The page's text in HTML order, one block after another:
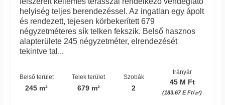
helyiség teljes berendezéssel. Az ingatlan egy ápolt
és rendezett, tejesen körbekerített 679
négyzetméteres sík telken fekszik. Belső hasznos
alapterülete 245 négyzetméter, elrendezését
tekintve tal...
Belső terület
245 m²
Telek terület
679 m²
Szobák
2
Irányár
45 M Ft
(183.67 E Ft/㎡)